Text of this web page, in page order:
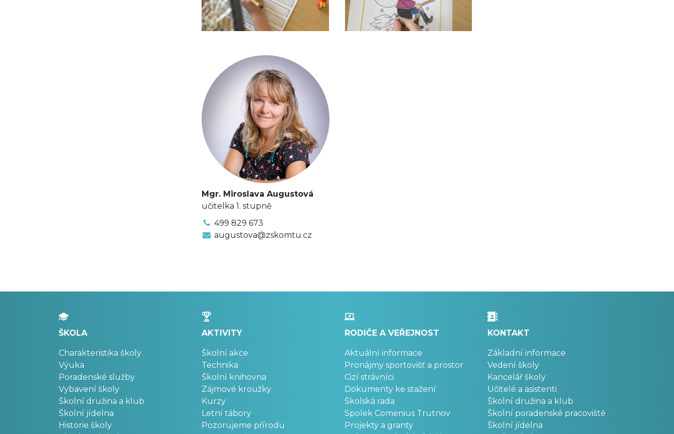
Mgr. Miroslava Augustová
učitelka 1. stupně
499 829 673
augustova@zskomtu.cz
ŠKOLA
Charakteristika školy
Výuka
Poradenské služby
Vybavení školy
Školní družina a klub
Školní jídelna
Historie školy
AKTIVITY
Školní akce
Technika
Školní knihovna
Zájmové kroužky
Kurzy
Letní tábory
Pozorujeme přírodu
RODIČE A VEŘEJNOST
Aktuální informace
Pronájmy sportovišť a prostor
Cizí strávníci
Dokumenty ke stažení
Školská rada
Spolek Comenius Trutnov
Projekty a granty
KONTAKT
Základní informace
Vedení školy
Kancelář školy
Učitelé a asistenti
Školní družina a klub
Školní poradenské pracoviště
Školní jídelna